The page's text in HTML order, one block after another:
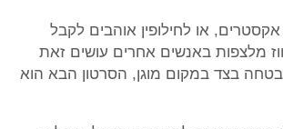
או לחילופין אוהבים לקבל
מלצפות באנשים אחרים עושים זאת
בצד במקום מוגן, הסרטון הבא הוא